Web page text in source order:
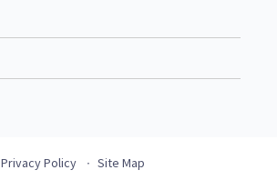
Privacy Policy Site Map